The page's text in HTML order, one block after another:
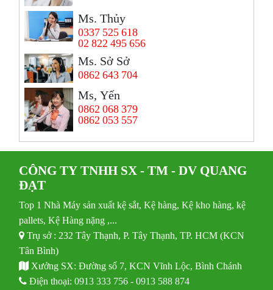
Ms. Thủy
0337 525 618
02 822 495 656
Ms. Sở Sở
0862 643 704
Ms, Yến
0862 068 379
0862 053 557
CÔNG TY TNHH SX - TM - DV QUANG
ĐẠT
Top 1 Nhà Máy sản xuất kệ sắt, Kệ hàng, Kệ kho hàng, kệ
pallets, Kệ Hàng nặng ,...
Trụ sở : 232 Tây Thạnh, P. Tây Thạnh, TP. HCM (KCN
Tân Bình)
Xưởng SX: Đường số 7, KCN Vĩnh Lộc, Bình Chánh
Điện thoại:0913 333 756 -0913 588 874